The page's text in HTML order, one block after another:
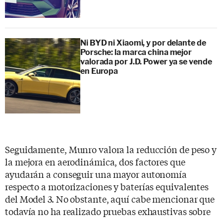
Ni BYD ni Xiaomi, y por delante de
Porsche: la marca china mejor
valorada por J.D. Power ya se vende
en Europa
Seguidamente, Munro valora la reducción de peso y
la mejora en aerodinámica, dos factores que
ayudarán a conseguir una mayor autonomía
respecto a motorizaciones y baterías equivalentes
del Model 3. No obstante, aquí cabe mencionar que
todavía no ha realizado pruebas exhaustivas sobre